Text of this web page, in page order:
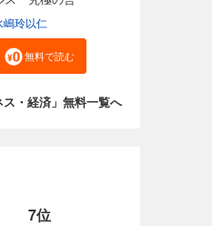
嶋玲以仁
無料で読む
ス・経済」無料一覧へ
7位